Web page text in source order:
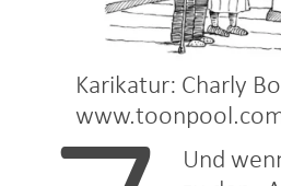
Karikatur: Charly
Und